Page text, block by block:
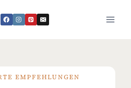
EMPFEHLUNGEN